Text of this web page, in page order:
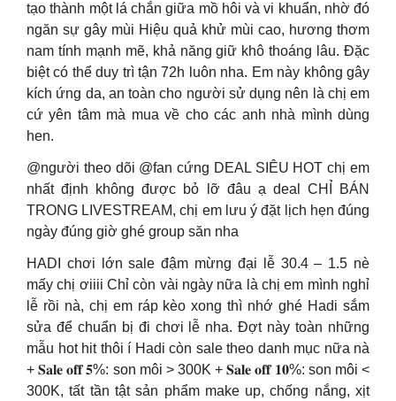
tạo thành một lá chắn giữa mồ hôi và vi khuẩn, nhờ đó
ngăn sự gây mùi Hiệu quả khử mùi cao, hương thơm
nam tính mạnh mẽ, khả năng giữ khô thoáng lâu. Đặc
biệt có thể duy trì tận 72h luôn nha. Em này không gây
kích ứng da, an toàn cho người sử dụng nên là chị em
cứ yên tâm mà mua về cho các anh nhà mình dùng
hen.
@người theo dõi @fan cứng DEAL SIÊU HOT chị em
nhất định không được bỏ lỡ đâu ạ deal CHỈ BÁN
TRONG LIVESTREAM, chị em lưu ý đặt lịch hẹn đúng
ngày đúng giờ ghé group săn nha
HADI chơi lớn sale đậm mừng đại lễ 30.4 – 1.5 nè
mấy chị ơiiii Chỉ còn vài ngày nữa là chị em mình nghỉ
lễ rồi nà, chị em ráp kèo xong thì nhớ ghé Hadi sắm
sửa để chuẩn bị đi chơi lễ nha. Đợt này toàn những
mẫu hot hit thôi í Hadi còn sale theo danh mục nữa nà
+ 𝐒𝐚𝐥𝐞 𝐨𝐟𝐟 𝟓%: son môi > 300K + 𝐒𝐚𝐥𝐞 𝐨𝐟𝐟 𝟏𝟎%: son môi <
300K, tất tần tật sản phẩm make up, chống nắng, xịt